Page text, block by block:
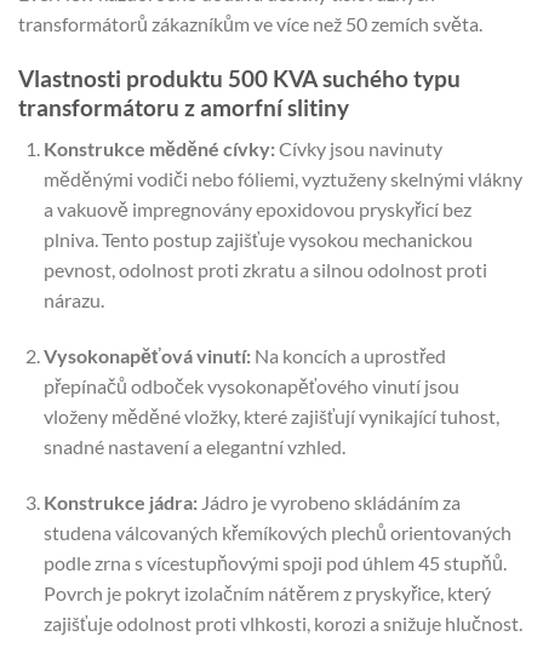
transformátorů zákazníkům ve více než 50 zemích světa.
Vlastnosti produktu 500 KVA suchého typu
transformátoru z amorfní slitiny
Konstrukce měděné cívky:Cívky jsou navinuty
měděnými vodiči nebo fóliemi, vyztuženy skelnými vlákny
a vakuově impregnovány epoxidovou pryskyřicí bez
plniva. Tento postup zajišťuje vysokou mechanickou
pevnost, odolnost proti zkratu a silnou odolnost proti
nárazu.
Vysokonapěťová vinutí:Na koncích a uprostřed
přepínačů odboček vysokonapěťového vinutí jsou
vloženy měděné vložky, které zajišťují vynikající tuhost,
snadné nastavení a elegantní vzhled.
Konstrukce jádra:Jádro je vyrobeno skládáním za
studena válcovaných křemíkových plechů orientovaných
podle zrna s vícestupňovými spoji pod úhlem 45 stupňů.
Povrch je pokryt izolačním nátěrem z pryskyřice, který
zajišťuje odolnost proti vlhkosti, korozi a snižuje hlučnost.